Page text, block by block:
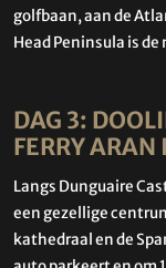
golfbaan, aan de
Head Peninsula is
DAG 3:
FERRY ARAN
Langs Dunguaire
een gezellige
kathedraal en de